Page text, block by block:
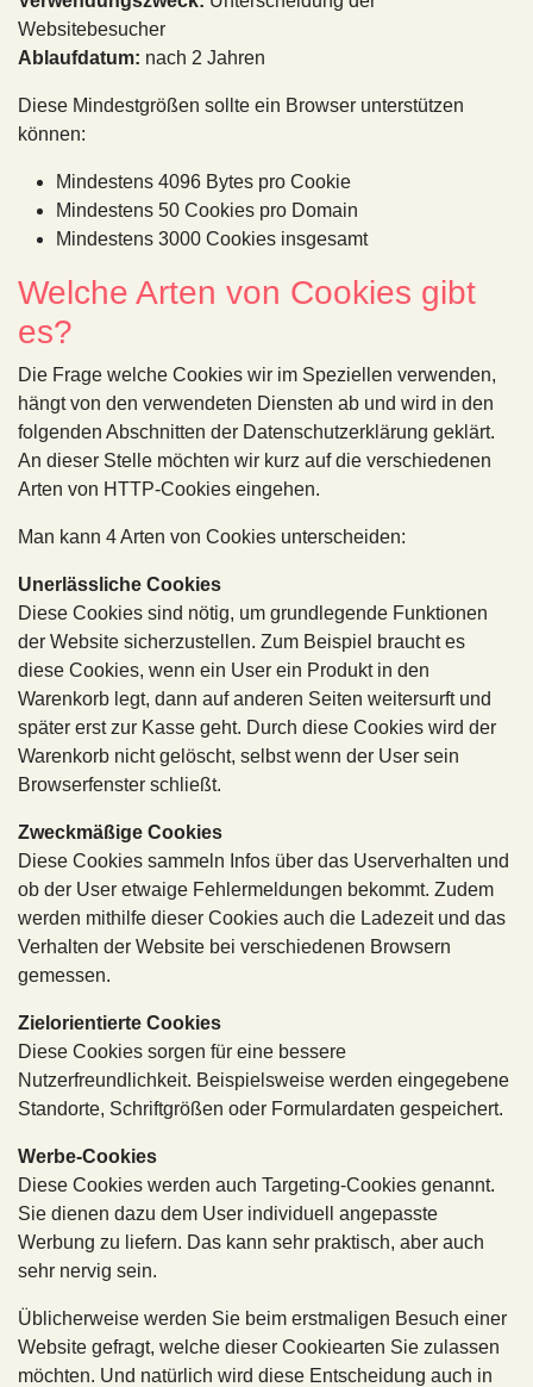
Websitebesucher
Ablaufdatum: nach 2 Jahren
Diese Mindestgrößen sollte ein Browser unterstützen
können:
Mindestens 4096 Bytes pro Cookie
Mindestens 50 Cookies pro Domain
Mindestens 3000 Cookies insgesamt
Welche Arten von Cookies gibt
es?
Die Frage welche Cookies wir im Speziellen verwenden,
hängt von den verwendeten Diensten ab und wird in den
folgenden Abschnitten der Datenschutzerklärung geklärt.
An dieser Stelle möchten wir kurz auf die verschiedenen
Arten von HTTP-Cookies eingehen.
Man kann 4 Arten von Cookies unterscheiden:
Unerlässliche Cookies
Diese Cookies sind nötig, um grundlegende Funktionen
der Website sicherzustellen. Zum Beispiel braucht es
diese Cookies, wenn ein User ein Produkt in den
Warenkorb legt, dann auf anderen Seiten weitersurft und
später erst zur Kasse geht. Durch diese Cookies wird der
Warenkorb nicht gelöscht, selbst wenn der User sein
Browserfenster schließt.
Zweckmäßige Cookies
Diese Cookies sammeln Infos über das Userverhalten und
ob der User etwaige Fehlermeldungen bekommt. Zudem
werden mithilfe dieser Cookies auch die Ladezeit und das
Verhalten der Website bei verschiedenen Browsern
gemessen.
Zielorientierte Cookies
Diese Cookies sorgen für eine bessere
Nutzerfreundlichkeit. Beispielsweise werden eingegebene
Standorte, Schriftgrößen oder Formulardaten gespeichert.
Werbe-Cookies
Diese Cookies werden auch Targeting-Cookies genannt.
Sie dienen dazu dem User individuell angepasste
Werbung zu liefern. Das kann sehr praktisch, aber auch
sehr nervig sein.
Üblicherweise werden Sie beim erstmaligen Besuch einer
Website gefragt, welche dieser Cookiearten Sie zulassen
möchten. Und natürlich wird diese Entscheidung auch in